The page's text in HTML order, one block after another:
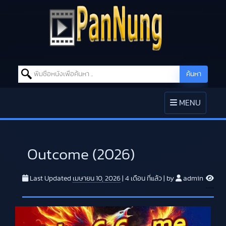
Search for: ค้นหา
TOGGLE
NAVIGATION
MENU
Outcome (2026)
Last Updated เมษายน 10, 2026 4 เดือน ที่แล้ว by admin V
i